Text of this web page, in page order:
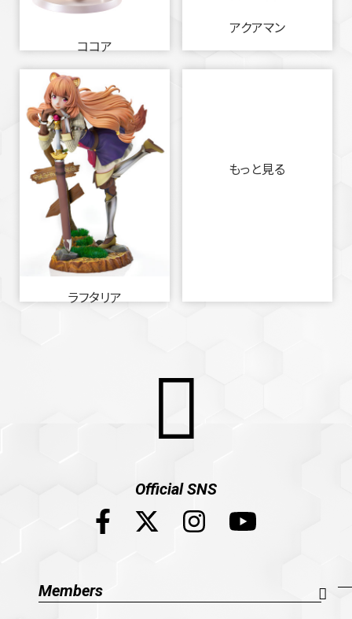
ココア
アクアマン
ラフタリア
もっと見る
Official SNS
Members